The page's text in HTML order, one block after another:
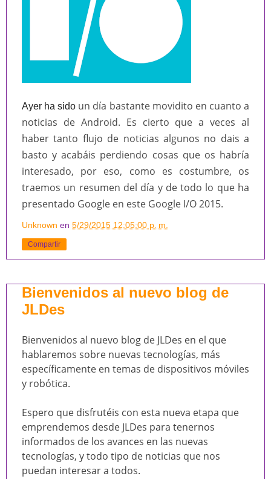
Ayer ha sido un día bastante movidito en cuanto a
noticias de Android. Es cierto que a veces al
haber tanto flujo de noticias algunos no dais a
basto y acabáis perdiendo cosas que os habría
interesado, por eso, como es costumbre, os
traemos un resumen del día y de todo lo que ha
presentado Google en este Google I/O 2015.
Unknown en 5/29/2015 12:05:00 p. m.
Compartir
Bienvenidos al nuevo blog de
JLDes
Bienvenidos al nuevo blog de JLDes en el que
hablaremos sobre nuevas tecnologías, más
específicamente en temas de dispositivos móviles
y robótica.
Espero que disfrutéis con esta nueva etapa que
emprendemos desde JLDes para tenernos
informados de los avances en las nuevas
tecnologías, y todo tipo de noticias que nos
puedan interesar a todos.